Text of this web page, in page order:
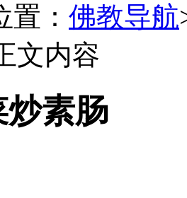
： 佛教导航
文内容
素肠